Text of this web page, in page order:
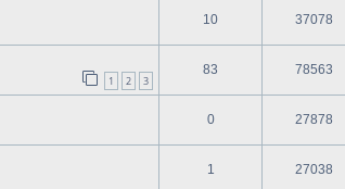
10 37078
1 2 3
83 78563
0 27878
1 27038